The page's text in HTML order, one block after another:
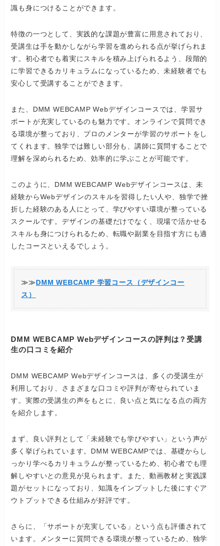
識も身につけることができます。
特徴の一つとして、実践的な課題が豊富に用意されており、
受講生は手を動かしながら学習を進められる点が挙げられま
す。初心者でも着実にスキルを積み上げられるよう、段階的
に学習できるカリキュラムになっているため、未経験者でも
安心して受講することができます。
また、DMM WEBCAMP Webデザインコースでは、学習サ
ポートが充実しているのも魅力です。オンラインで質問でき
る環境が整っており、プロのメンターが学習のサポートをし
てくれます。独学では難しい部分も、講師に質問することで
理解を深められるため、効率的に学ぶことが可能です。
このように、DMM WEBCAMP Webデザインコースは、未
経験からWebデザインのスキルを習得したい人や、独学で挫
折した経験のある人にとって、学びやすい環境が整っている
スクールです。デザインの基礎だけでなく、現場で活かせる
スキルも身につけられるため、転職や副業を目指す方にも適
したコースといえるでしょう。
≫≫DMM WEBCAMP 学習コース（デザインコー
ス）
DMM WEBCAMP Webデザインコースの評判は？受講
生の口コミを紹介
DMM WEBCAMP Webデザインコースは、多くの受講生が
利用しており、さまざまな口コミや評判が寄せられていま
す。実際の受講生の声をもとに、良い点と気になる点の両方
を紹介します。
まず、良い評判として「未経験でも学びやすい」という声が
多く挙げられています。DMM WEBCAMPでは、基礎からし
っかり学べるカリキュラムが整っているため、初心者でも理
解しやすいとの意見が見られます。また、動画教材と実践課
題がセットになっており、知識をインプットした後にすぐア
ウトプットできる仕組みが好評です。
さらに、「サポートが充実している」という点も評価されて
います。メンターに質問できる環境が整っているため、独学